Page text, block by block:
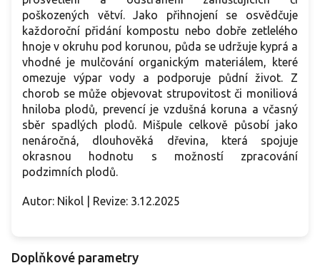
poškozených větví. Jako přihnojení se osvědčuje
každoroční přidání kompostu nebo dobře zetlelého
hnoje v okruhu pod korunou, půda se udržuje kyprá a
vhodné je mulčování organickým materiálem, které
omezuje výpar vody a podporuje půdní život. Z
chorob se může objevovat strupovitost či moniliová
hniloba plodů, prevencí je vzdušná koruna a včasný
sběr spadlých plodů. Mišpule celkově působí jako
nenáročná, dlouhověká dřevina, která spojuje
okrasnou hodnotu s možností zpracování
podzimních plodů.
Autor: Nikol | Revize: 3.12.2025
Doplňkové parametry